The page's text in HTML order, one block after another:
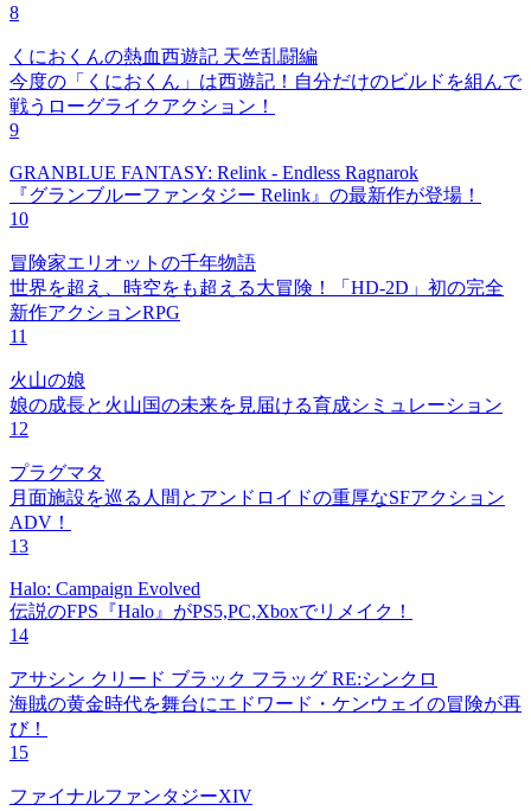
8
くにおくんの熱血西遊記 天竺乱闘編
今度の「くにおくん」は西遊記！自分だけのビルドを組んで
戦うローグライクアクション！
9
GRANBLUE FANTASY: Relink - Endless Ragnarok
『グランブルーファンタジー Relink』の最新作が登場！
10
冒険家エリオットの千年物語
世界を超え、時空をも超える大冒険！「HD-2D」初の完全
新作アクションRPG
11
火山の娘
娘の成長と火山国の未来を見届ける育成シミュレーション
12
プラグマタ
月面施設を巡る人間とアンドロイドの重厚なSFアクション
ADV！
13
Halo: Campaign Evolved
伝説のFPS『Halo』がPS5,PC,Xboxでリメイク！
14
アサシン クリード ブラック フラッグ RE:シンクロ
海賊の黄金時代を舞台にエドワード・ケンウェイの冒険が再
び！
15
ファイナルファンタジーXIV